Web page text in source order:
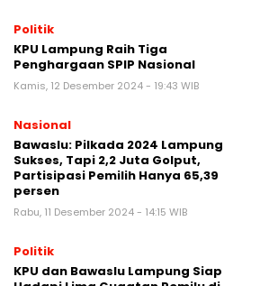
Politik
KPU Lampung Raih Tiga
Penghargaan SPIP Nasional
Kamis, 12 Desember 2024 - 19:43 WIB
Nasional
Bawaslu: Pilkada 2024 Lampung
Sukses, Tapi 2,2 Juta Golput,
Partisipasi Pemilih Hanya 65,39
persen
Rabu, 11 Desember 2024 - 14:15 WIB
Politik
KPU dan Bawaslu Lampung Siap